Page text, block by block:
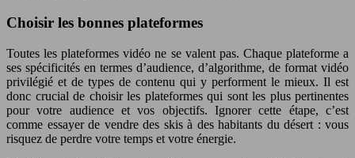
Choisir les bonnes plateformes
Toutes les plateformes vidéo ne se valent pas. Chaque plateforme a
ses spécificités en termes d’audience, d’algorithme, de format vidéo
privilégié et de types de contenu qui y performent le mieux. Il est
donc crucial de choisir les plateformes qui sont les plus pertinentes
pour votre audience et vos objectifs. Ignorer cette étape, c’est
comme essayer de vendre des skis à des habitants du désert : vous
risquez de perdre votre temps et votre énergie.